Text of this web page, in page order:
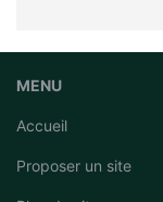
MENU
Accueil
Proposer un site